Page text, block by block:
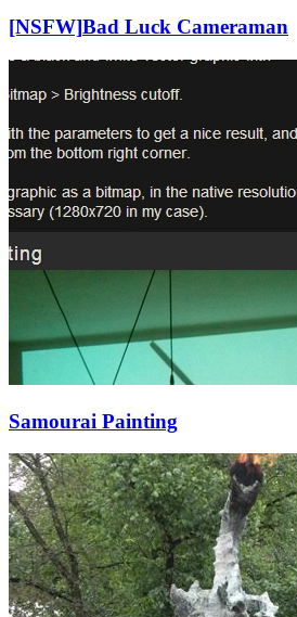
[NSFW]Bad Luck Cameraman
Samourai Painting